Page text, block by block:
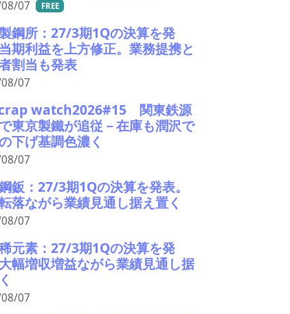
07 FREE
鋼所：27/3期1Qの決算を発
期利益を上方修正。業務提携と
割当も発表
07
watch2026#15 関東鉄源
東京製鐵が追従－在庫も潤沢で
下げ基調色濃く
07
鈑：27/3期1Qの決算を発表。
落ながら業績見通し据え置く
07
元素：27/3期1Qの決算を発
幅増収増益ながら業績見通し据
07